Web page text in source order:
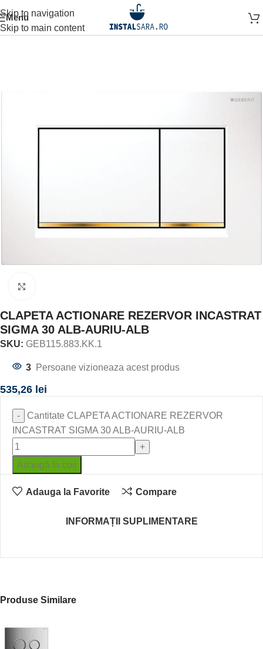
Skip to navigation
Skip to main content
MenuSISTEM INSTALARE SISTEME SI INSTALATII CLAPETA
CLAPETA ACTIONARE REZERVOR INCASTRAT
SIGMA 30 ALB-AURIU-ALB
SKU: GEB115.883.KK.1
3 Persoane vizioneaza acest produs
535,26 lei
Cantitate CLAPETA ACTIONARE REZERVOR
INCASTRAT SIGMA 30 ALB-AURIU-ALB
Adaugă în coș
Adauga la Favorite Compare
INFORMAȚII SUPLIMENTARE
Produse Similare